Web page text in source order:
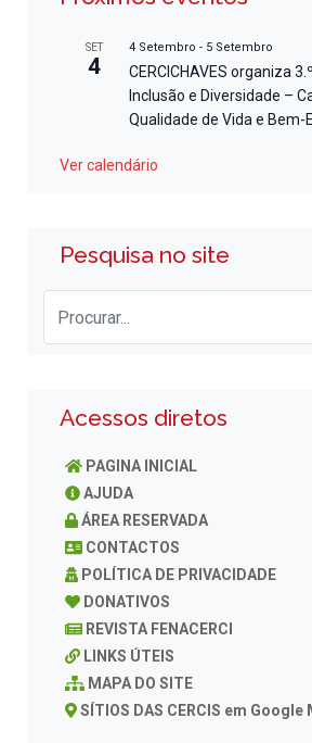
SET
4
4 Setembro - 5 Setembro
CERCICHAVES organiza
Inclusão e Diversidade –
Qualidade de Vida e Bem-
Ver calendário
Pesquisa no site
Acessos diretos
PAGINA INICIAL
AJUDA
ÁREA RESERVADA
CONTACTOS
POLÍTICA DE PRIVACIDADE
DONATIVOS
REVISTA FENACERCI
LINKS ÚTEIS
MAPA DO SITE
SÍTIOS DAS CERCIS em Google